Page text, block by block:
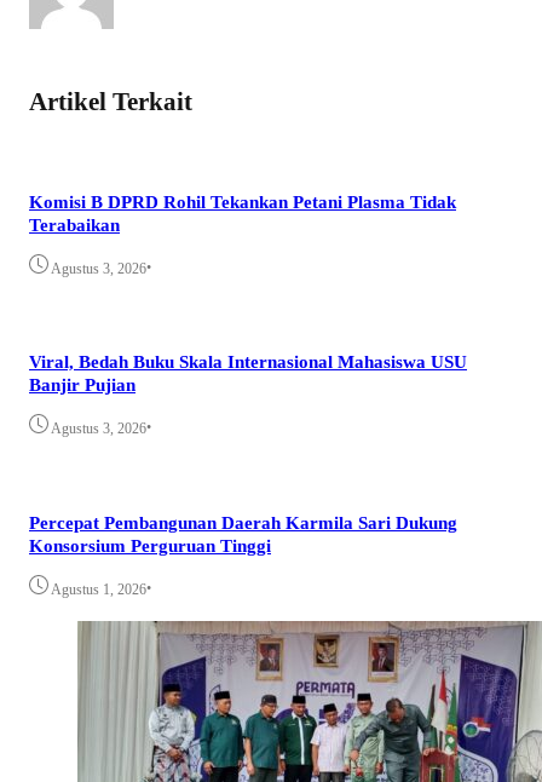
Artikel Terkait
Komisi B DPRD Rohil Tekankan Petani Plasma Tidak
Terabaikan
Agustus 3, 2026•
Viral, Bedah Buku Skala Internasional Mahasiswa USU
Banjir Pujian
Agustus 3, 2026•
Percepat Pembangunan Daerah Karmila Sari Dukung
Konsorsium Perguruan Tinggi
Agustus 1, 2026•